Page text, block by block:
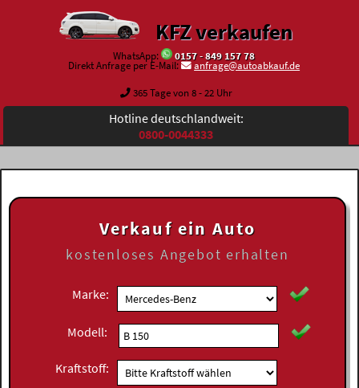
KFZ verkaufen
WhatsApp:
0157 - 849 157 78
Direkt Anfrage per E-Mail:
anfrage@autoabkauf.de
365 Tage von 8 - 22 Uhr
Hotline deutschlandweit:
0800-0044333
Verkauf ein Auto
kostenloses Angebot erhalten
Marke:
Modell:
Kraftstoff: